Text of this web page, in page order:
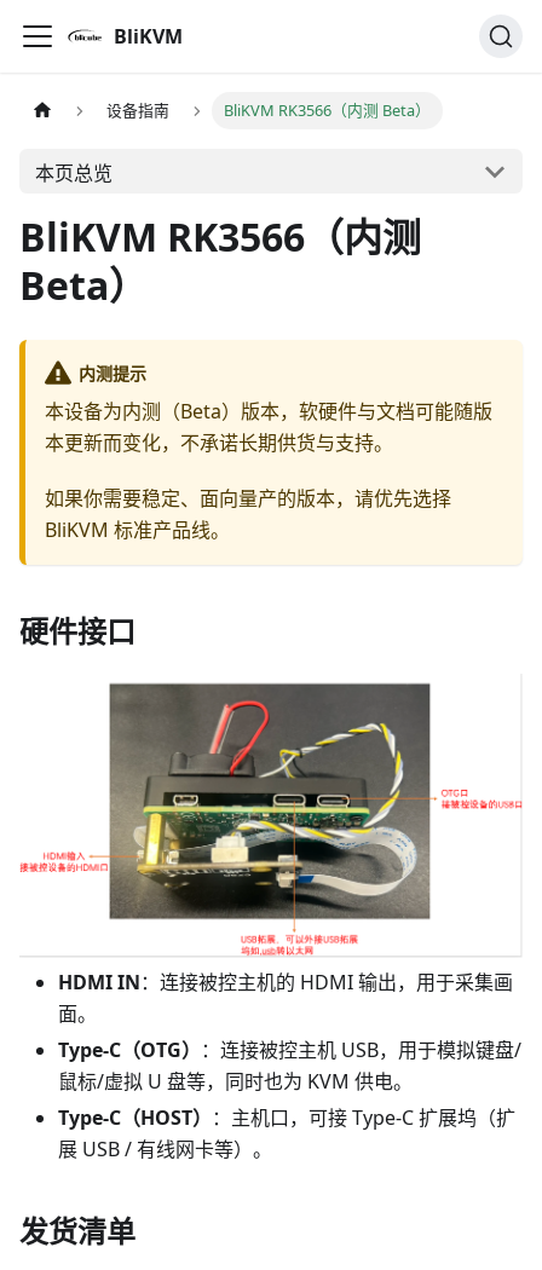
BliKVM
设备指南 BliKVM RK3566（内测 Beta）
本页总览
BliKVM RK3566（内测
Beta）
内测提示
本设备为内测（Beta）版本，软硬件与文档可能随版
本更新而变化，不承诺长期供货与支持。
如果你需要稳定、面向量产的版本，请优先选择
BliKVM 标准产品线。
硬件接口
HDMI IN：连接被控主机的 HDMI 输出，用于采集画
面。
Type‑C（OTG） ：连接被控主机 USB，用于模拟键盘/
鼠标/虚拟 U 盘等，同时也为 KVM 供电。
Type‑C（HOST） ：主机口，可接 Type‑C 扩展坞（扩
展 USB / 有线网卡等）。
发货清单